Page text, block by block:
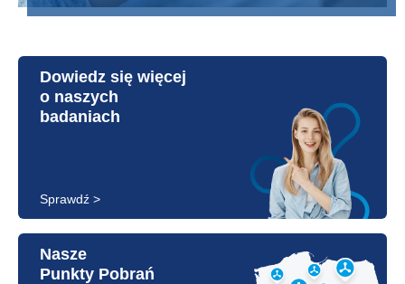
Dowiedz się więcej
o naszych
badaniach
Sprawdź >
Nasze
Punkty Pobrań